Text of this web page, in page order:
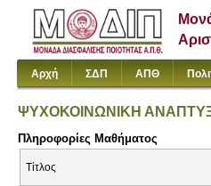
Αρχή ΣΔΠ ΑΠΘ
ΨΥΧΟΚΟΙΝΩΝΙΚΗ
Πληροφορίες Μαθήματος
Τίτλος